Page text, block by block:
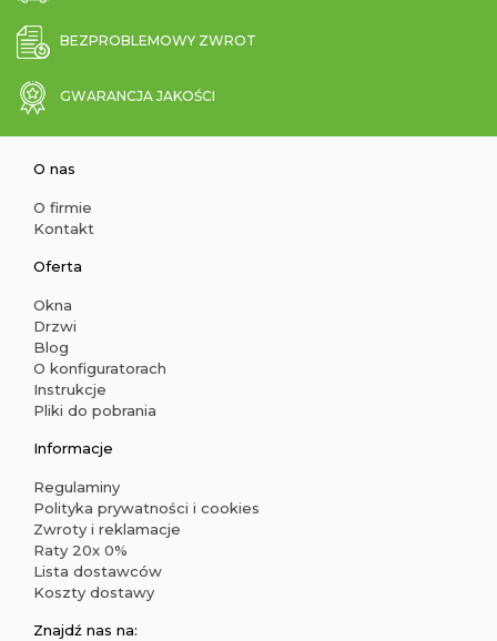
BEZPROBLEMOWY ZWROT
GWARANCJA JAKOŚCI
O nas
O firmie
Kontakt
Oferta
Okna
Drzwi
Blog
O konfiguratorach
Instrukcje
Pliki do pobrania
Informacje
Regulaminy
Polityka prywatności i cookies
Zwroty i reklamacje
Raty 20x 0%
Lista dostawców
Koszty dostawy
Znajdź nas na: